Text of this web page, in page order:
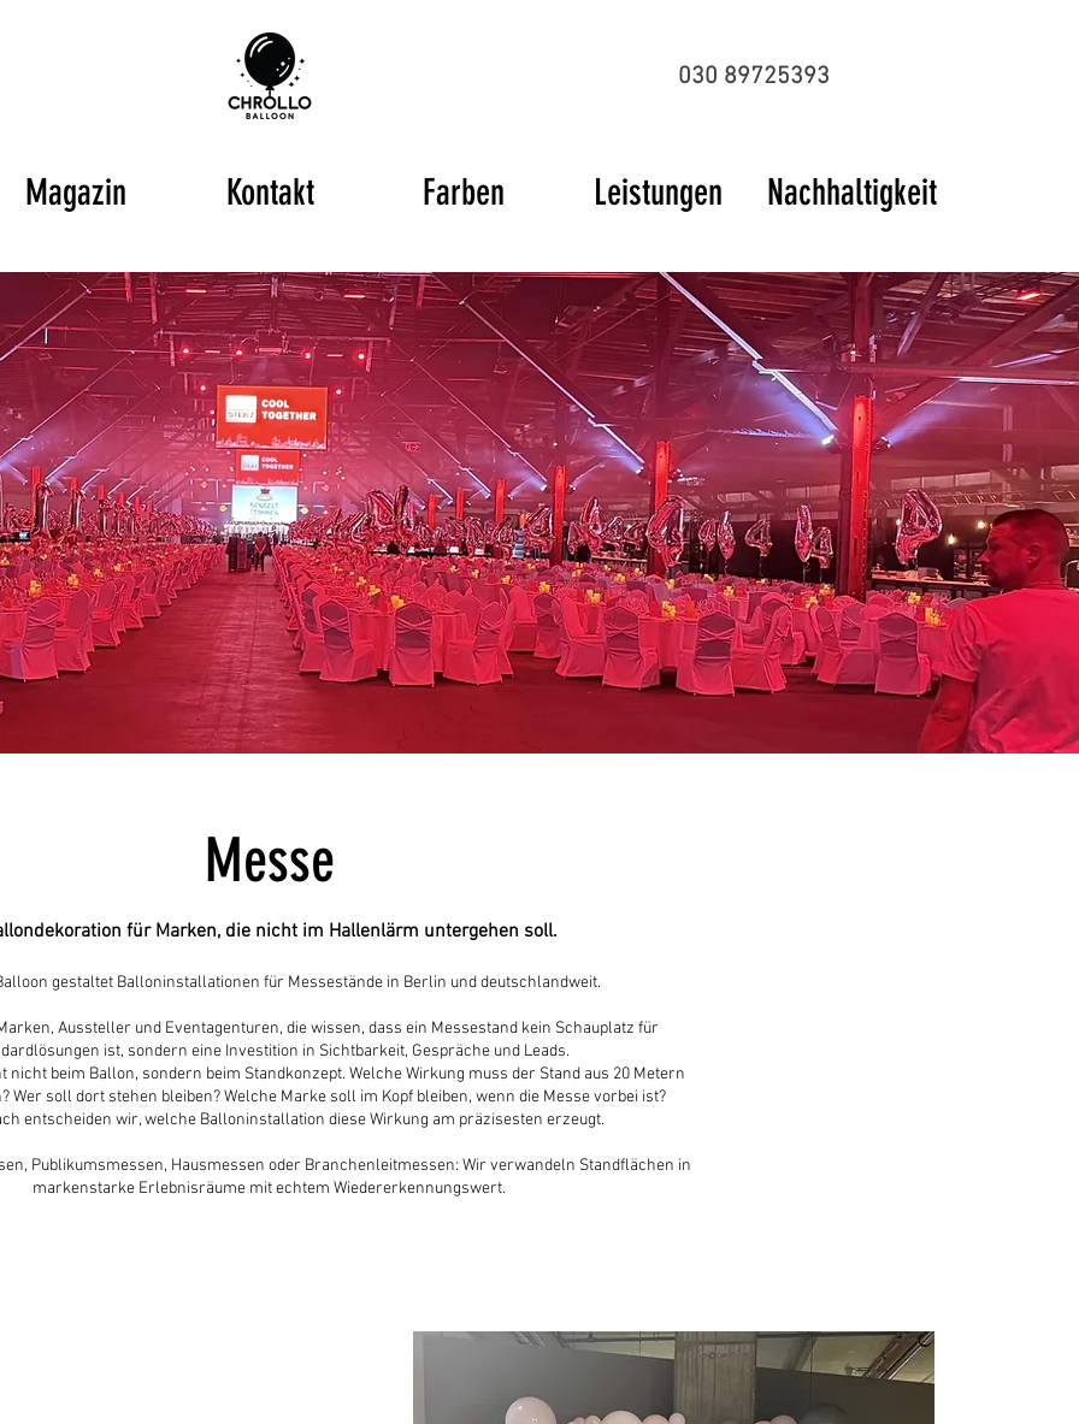
030 89725393
Magazin Kontakt Farben Leistungen Nachhaltigkeit
Messe
für Marken, die nicht im Hallenlärm untergehen soll.
gestaltet Balloninstallationen für Messestände in Berlin und deutschlandweit.
Aussteller und Eventagenturen, die wissen, dass ein Messestand kein Schauplatz für
ist, sondern eine Investition in Sichtbarkeit, Gespräche und Leads.
nicht beim Ballon, sondern beim Standkonzept. Welche Wirkung muss der Stand aus 20 Metern
Wer soll dort stehen bleiben? Welche Marke soll im Kopf bleiben, wenn die Messe vorbei ist?
entscheiden wir, welche Balloninstallation diese Wirkung am präzisesten erzeugt.
Publikumsmessen, Hausmessen oder Branchenleitmessen: Wir verwandeln Standflächen in
markenstarke Erlebnisräume mit echtem Wiedererkennungswert.